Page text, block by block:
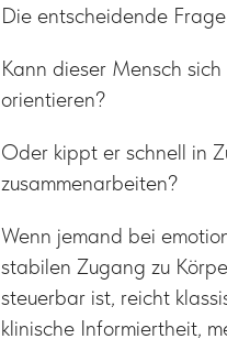
Die entscheidende
Kann dieser Mensch
orientieren?
Oder kippt er schnell in
zusammenarbeiten?
Wenn jemand bei
stabilen Zugang zu
steuerbar ist, reicht
klinische Informiertheit,